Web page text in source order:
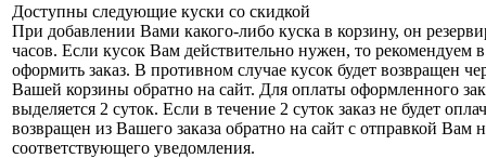
Доступны следующие куски со скидкой
При добавлении Вами какого-либо куска в корзину, он
часов. Если кусок Вам действительно нужен, то рекомендуем
оформить заказ. В противном случае кусок будет возвращен
Вашей корзины обратно на сайт. Для оплаты оформленного
выделяется 2 суток. Если в течение 2 суток заказ не будет
возвращен из Вашего заказа обратно на сайт с отправкой Вам
соответствующего уведомления.